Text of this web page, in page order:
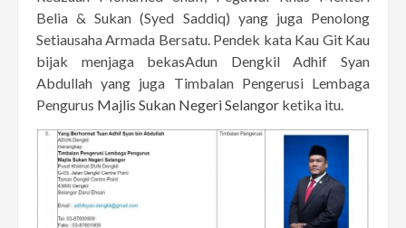
Belia & Sukan (Syed Saddiq) yang juga Penolong
Setiausaha Armada Bersatu. Pendek kata Kau Git Kau
bijak menjaga bekasAdun Dengkil Adhif Syan
Abdullah yang juga Timbalan Pengerusi Lembaga
Pengurus Majlis Sukan Negeri Selangor ketika itu.